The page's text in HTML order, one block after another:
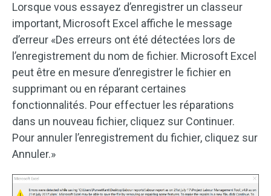
Lorsque vous essayez d’enregistrer un classeur
important, Microsoft Excel affiche le message
d’erreur «Des erreurs ont été détectées lors de
l’enregistrement du nom de fichier. Microsoft Excel
peut être en mesure d’enregistrer le fichier en
supprimant ou en réparant certaines
fonctionnalités. Pour effectuer les réparations
dans un nouveau fichier, cliquez sur Continuer.
Pour annuler l’enregistrement du fichier, cliquez sur
Annuler.»